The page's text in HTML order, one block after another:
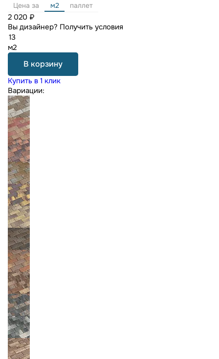
Цена за м2 паллет
2 020 ₽
Вы дизайнер? Получить условия
м2
В корзину
Купить в 1 клик
Вариации: